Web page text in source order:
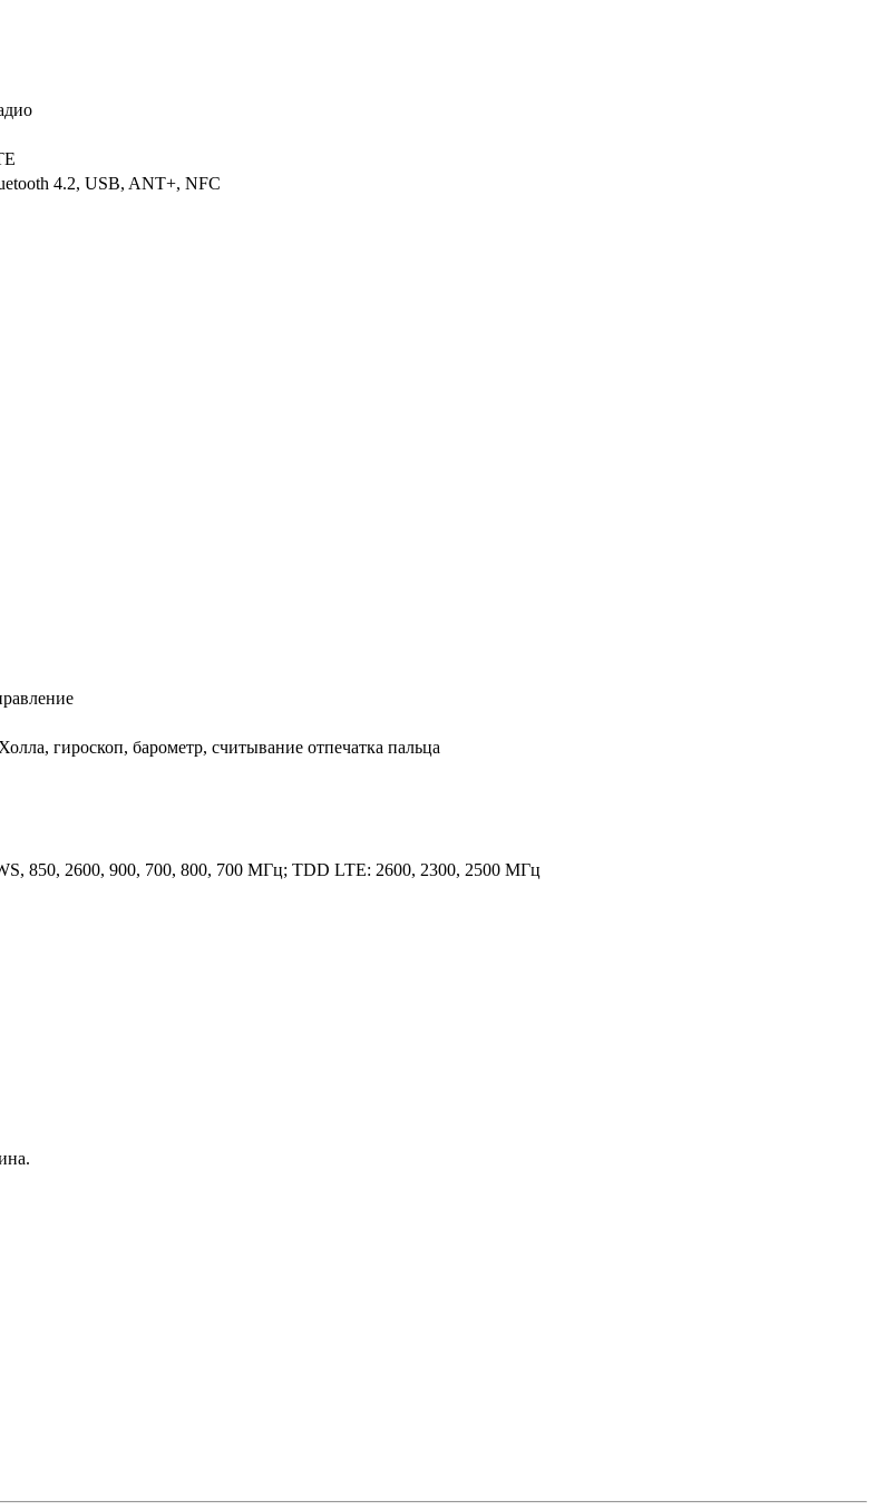
4.2, USB, ANT+, NFC
гироскоп, барометр, считывание отпечатка пальца
850, 2600, 900, 700, 800, 700 МГц; TDD LTE: 2600, 2300, 2500 МГц